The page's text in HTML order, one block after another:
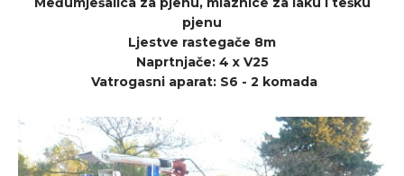
pjenu
Ljestve rastegače 8m
Naprtnjače: 4 x V25
Vatrogasni aparat: S6 - 2 komada